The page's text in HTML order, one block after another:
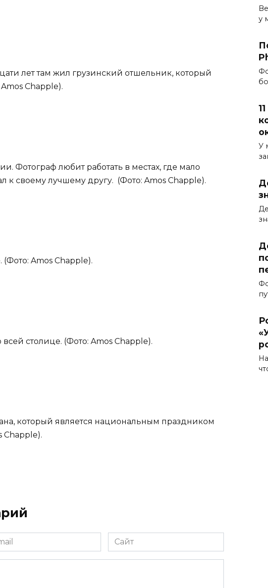
лет там жил грузинский отшельник, который
Chapple).
Фотограф любит работать в местах, где мало
к своему лучшему другу. (Фото: Amos Chapple).
Amos Chapple).
столице. (Фото: Amos Chapple).
который является национальным праздником
Chapple).
Сайт
у
У